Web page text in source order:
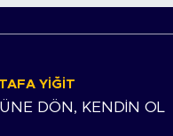
YIĞIT
DÖN, KENDİN OL